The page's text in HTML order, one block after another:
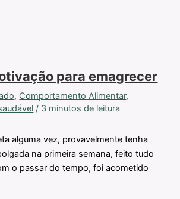
para emagrecer
, Comportamento Alimentar,
/ 3 minutos de leitura
alguma vez, provavelmente tenha
na primeira semana, feito tudo
o passar do tempo, foi acometido